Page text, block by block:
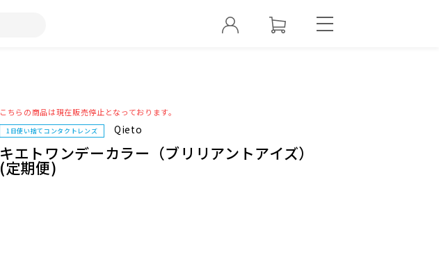
こちらの商品は現在販売停止となっております。
1日使い捨てコンタクトレンズ Qieto
キエトワンデーカラー（ブリリアントアイズ）
(定期便)